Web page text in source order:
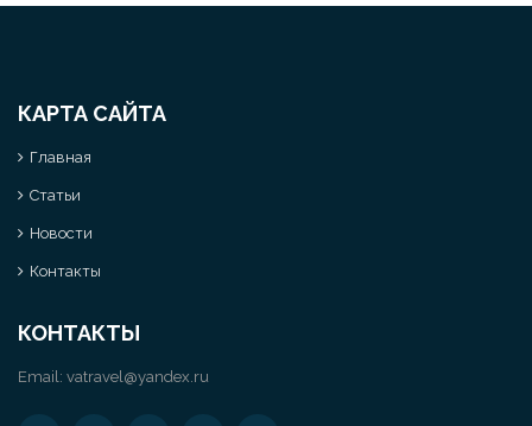
КАРТА САЙТА
Главная
Статьи
Новости
Контакты
КОНТАКТЫ
Email: vatravel@yandex.ru